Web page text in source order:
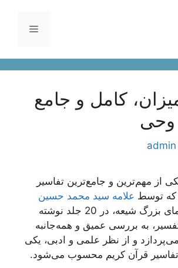
فهرست
کامل و جامع
وحی
admin
از مهم‌ترین و جامع‌ترین تفاسیر
توسط علامه سید محمد حسین
، از علمای بزرگ شیعه، در 20 جلد نوشته
به بررسی عمیق و همه‌جانبه
و از نظر علمی و ادبی، یکی
تفاسیر قرآن کریم محسوب می‌شود.